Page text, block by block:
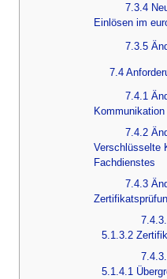
7.3.4
Einlösen im
7.3.5
7.4
7.4.1
7.4.2
Verschlüsselte
Fachdienstes
7.4.3
5.1.3.2
5.1.4.1